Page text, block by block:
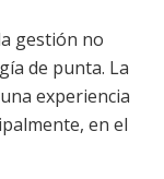
gestión no
de punta. La
experiencia
en el